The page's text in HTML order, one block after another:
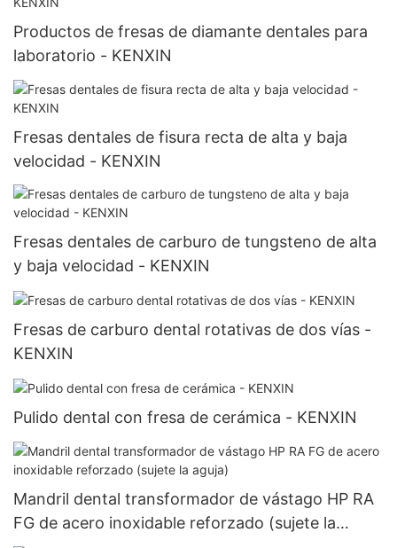
Productos de fresas de diamante dentales para
laboratorio - KENXIN
Fresas dentales de fisura recta de alta y baja
velocidad - KENXIN
Fresas dentales de carburo de tungsteno de alta
y baja velocidad - KENXIN
Fresas de carburo dental rotativas de dos vías -
KENXIN
Pulido dental con fresa de cerámica - KENXIN
Mandril dental transformador de vástago HP RA
FG de acero inoxidable reforzado (sujete la